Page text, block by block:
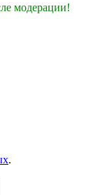
модерации!
.